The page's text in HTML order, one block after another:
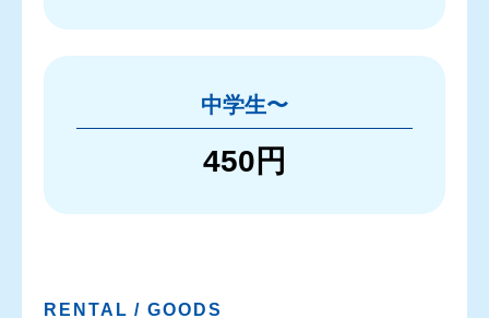
中学生〜
450円
RENTAL / GOODS